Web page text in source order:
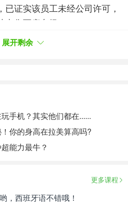
证实该员工未经公司许可，
售至废车场。
a finales de 2023 de que no
antes de las 7.30 de la
entrada. Sin embargo, en el
fichó hasta en 19 ocasiones
finales de diciembre, la
las dos semanas
展开剩余
手机？其实他们都在......
你的身高在拉美算高吗?
能力最牛？
更多课程
，西班牙语不错哦！